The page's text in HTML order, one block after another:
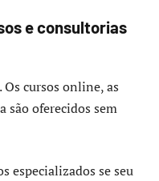
e consultorias
cursos online, as
são oferecidos sem
especializados se seu